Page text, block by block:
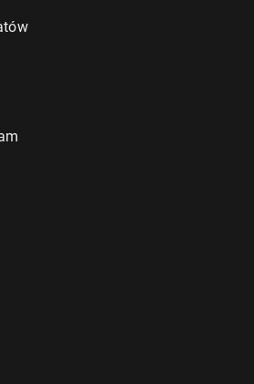
pi­lo­ta­żo­wy program ogra­